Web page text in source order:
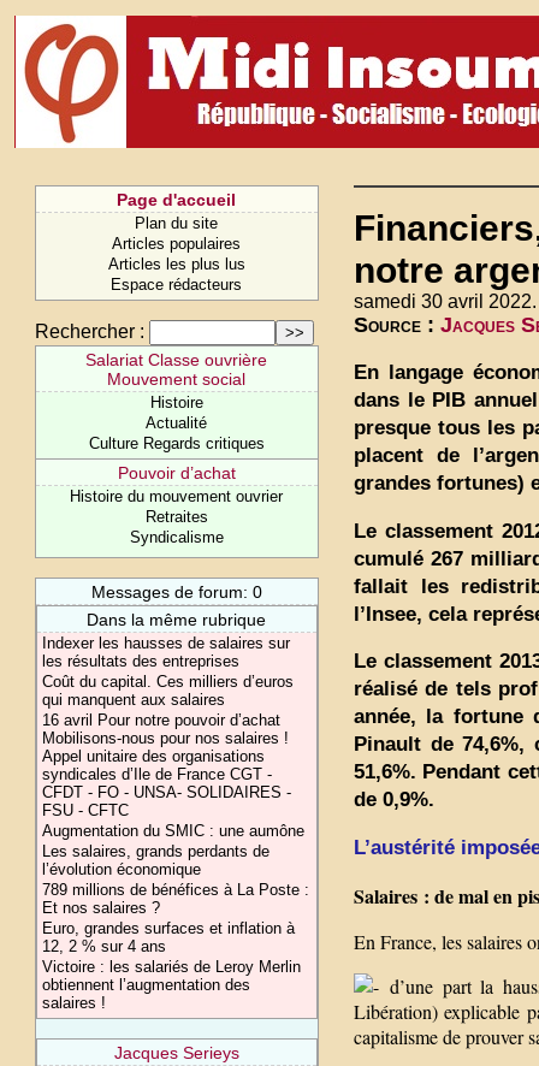
Page d'accueil
Plan du site
Articles populaires
Articles les plus lus
Espace rédacteurs
Rechercher :
Salariat Classe ouvrière
Mouvement social
Histoire
Actualité
Culture Regards critiques
Pouvoir d’achat
Histoire du mouvement ouvrier
Retraites
Syndicalisme
Messages de forum: 0
Dans la même rubrique
Indexer les hausses de salaires sur
les résultats des entreprises
Coût du capital. Ces milliers d’euros
qui manquent aux salaires
16 avril Pour notre pouvoir d’achat
Mobilisons-nous pour nos salaires !
Appel unitaire des organisations
syndicales d’Ile de France CGT -
CFDT - FO - UNSA- SOLIDAIRES -
FSU - CFTC
Augmentation du SMIC : une aumône
Les salaires, grands perdants de
l’évolution économique
789 millions de bénéfices à La Poste :
Et nos salaires ?
Euro, grandes surfaces et inflation à
12, 2 % sur 4 ans
Victoire : les salariés de Leroy Merlin
obtiennent l’augmentation des
salaires !
Jacques Serieys
notre
samedi 30 avril 2022.
Source : Jacques
En langage
dans le PIB
presque tous les
placent de
grandes fortunes)
Le classement
cumulé 267
fallait les
l’Insee, cela
Le classement
réalisé de tels
année, la fortune
Pinault de
51,6%. Pendant
de 0,9%.
L’austérité
Salaires : de mal en pis
En France, les salaires
d’une part la
Libération) explicable
capitalisme de prouver